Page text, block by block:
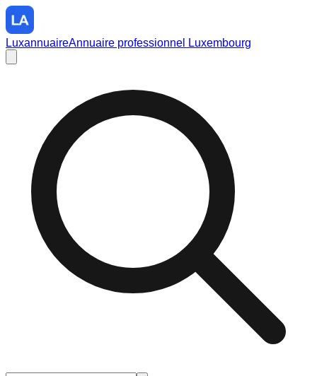
LuxannuaireAnnuaire professionnel Luxembourg